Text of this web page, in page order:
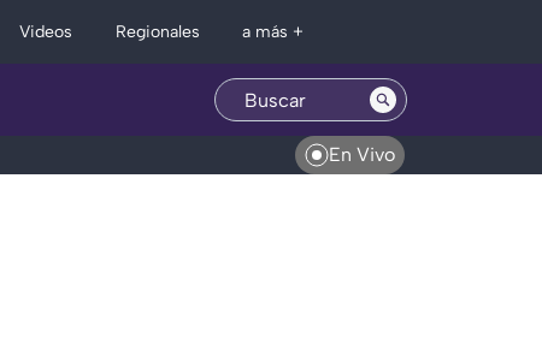
Videos Regionales a más +
En Vivo